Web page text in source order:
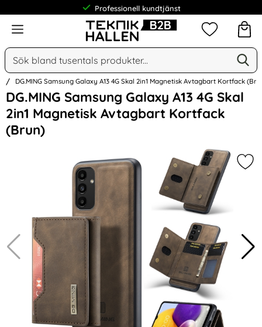
Professionell kundtjänst
Meny
Sök
Sök på Narse Group AB
Mina
DG.MING Samsung Galaxy A13 4G Skal 2in1 Magnetisk Avtagbart Kortfack
DG.MING Samsung Galaxy A13 4G Skal
2in1 Magnetisk Avtagbart Kortfack
(Brun)
Hoppa
över
Bilder